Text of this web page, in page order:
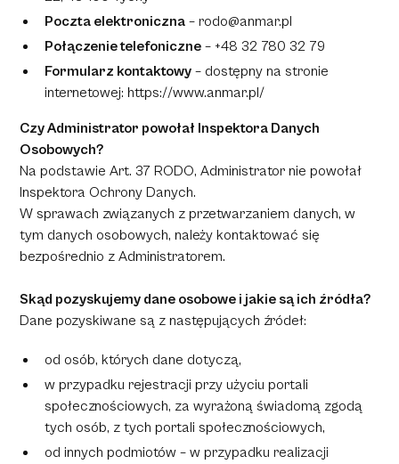
Poczta elektroniczna –rodo@anmar.pl
Połączenie telefoniczne – +48 32 780 32 79
Formularz kontaktowy – dostępny na stronie
internetowej: https://www.anmar.pl/
Czy Administrator powołał Inspektora Danych
Osobowych?
Na podstawie Art. 37 RODO, Administrator nie powołał
Inspektora Ochrony Danych.
W sprawach związanych z przetwarzaniem danych, w
tym danych osobowych, należy kontaktować się
bezpośrednio z Administratorem.
Skąd pozyskujemy dane osobowe i jakie są ich źródła?
Dane pozyskiwane są z następujących źródeł:
od osób, których dane dotyczą,
w przypadku rejestracji przy użyciu portali
społecznościowych, za wyrażoną świadomą zgodą
tych osób, z tych portali społecznościowych,
od innych podmiotów – w przypadku realizacji